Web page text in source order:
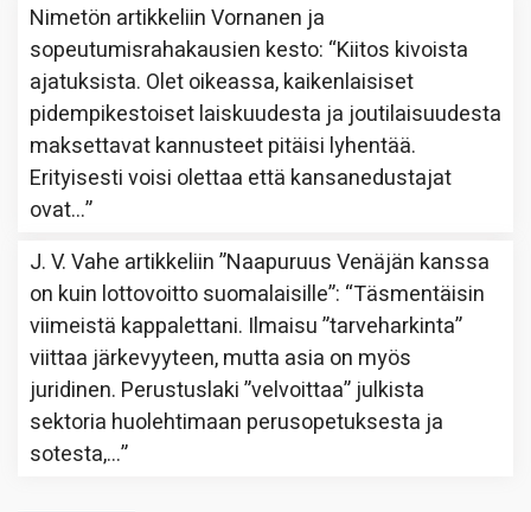
Nimetön artikkeliinVornanen ja
sopeutumisrahakausien kesto: “Kiitos kivoista
ajatuksista. Olet oikeassa, kaikenlaisiset
pidempikestoiset laiskuudesta ja joutilaisuudesta
maksettavat kannusteet pitäisi lyhentää.
Erityisesti voisi olettaa että kansanedustajat
ovat…”
J. V. Vahe artikkeliin”Naapuruus Venäjän kanssa
on kuin lottovoitto suomalaisille”: “Täsmentäisin
viimeistä kappalettani. Ilmaisu ”tarveharkinta”
viittaa järkevyyteen, mutta asia on myös
juridinen. Perustuslaki ”velvoittaa” julkista
sektoria huolehtimaan perusopetuksesta ja
sotesta,…”